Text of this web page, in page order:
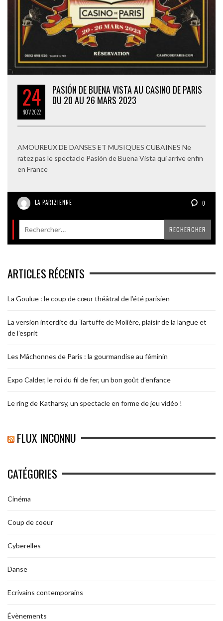
24
NOV2022
PASIÓN DE BUENA VISTA AU CASINO DE PARIS
DU 20 AU 26 MARS 2023
AMOUREUX DE DANSES ET MUSIQUES CUBAINES Ne
ratez pas le spectacle Pasión de Buena Vista qui arrive enfin
en France
LA PARIZIENNE 0
ARTICLES RÉCENTS
La Goulue : le coup de cœur théâtral de l’été parisien
La version interdite du Tartuffe de Molière, plaisir de la langue et
de l’esprit
Les Mâchonnes de Paris : la gourmandise au féminin
Expo Calder, le roi du fil de fer, un bon goût d’enfance
Le ring de Katharsy, un spectacle en forme de jeu vidéo !
FLUX INCONNU
CATÉGORIES
Cinéma
Coup de coeur
Cyberelles
Danse
Ecrivains contemporains
Évènements